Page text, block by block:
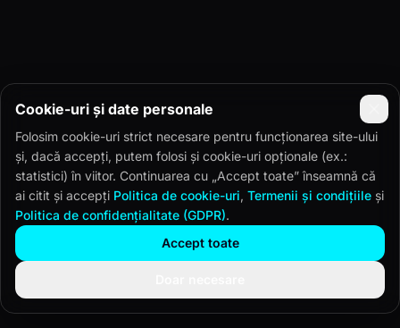
Cookie-uri și date personale
Folosim cookie-uri strict necesare pentru funcționarea site-ului
și, dacă accepți, putem folosi și cookie-uri opționale (ex.:
statistici) în viitor. Continuarea cu „Accept toate” înseamnă că
ai citit și accepți Politica de cookie-uri, Termenii și condițiile și
Politica de confidențialitate (GDPR).
Accept toate